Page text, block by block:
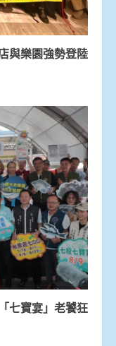
與樂園強勢登陸
七寶宴」老饕狂